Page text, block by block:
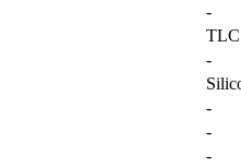
-
-
-
-
-